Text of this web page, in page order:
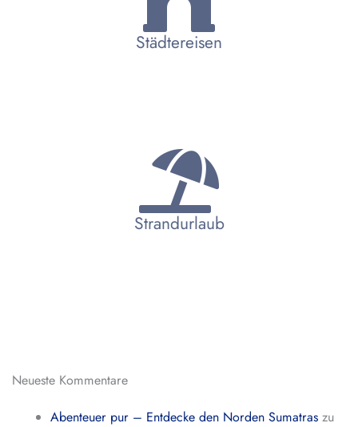
Städtereisen
Strandurlaub
Neueste Kommentare
Abenteuer pur – Entdecke den Norden Sumatras zu